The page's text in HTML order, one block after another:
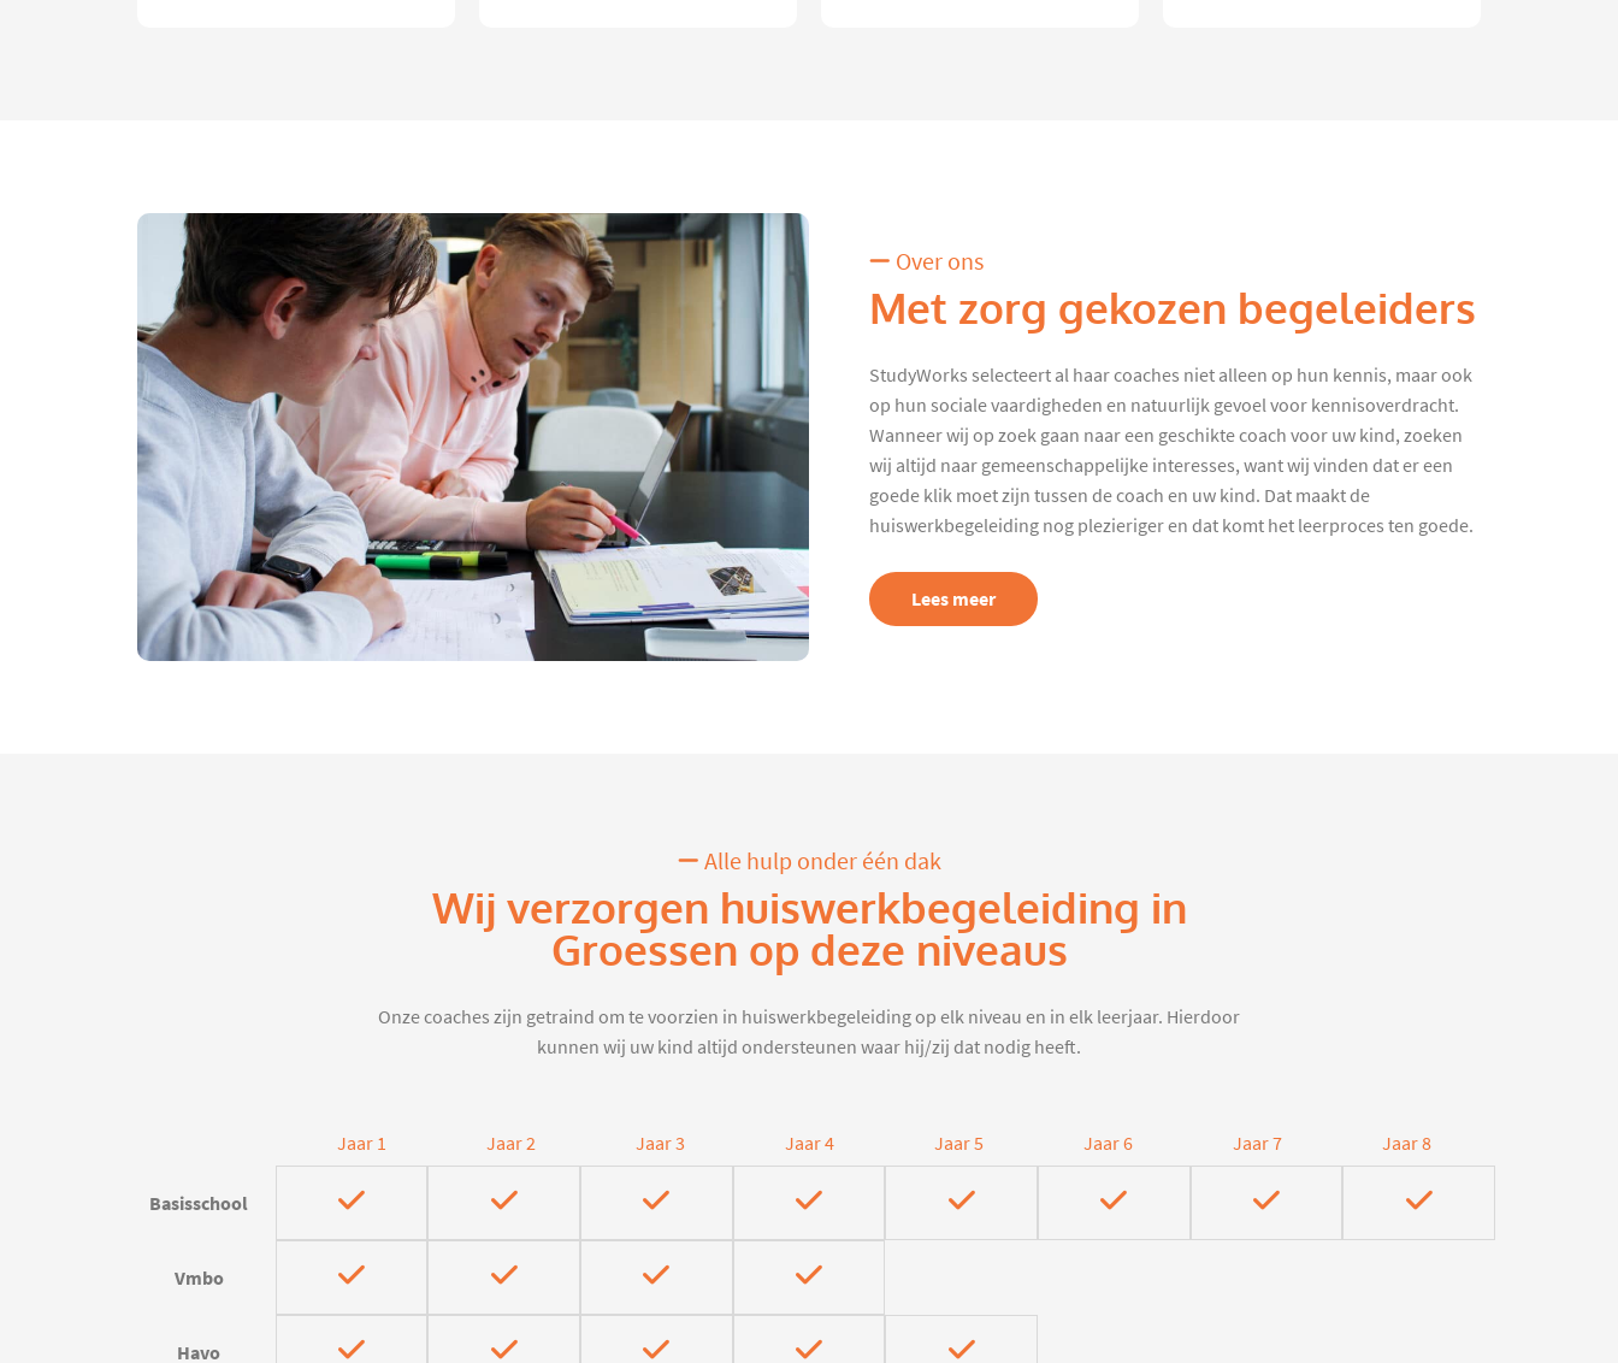
Over ons
Met zorg gekozen begeleiders
StudyWorks selecteert al haar coaches niet alleen op hun kennis, maar ook
op hun sociale vaardigheden en natuurlijk gevoel voor kennisoverdracht.
Wanneer wij op zoek gaan naar een geschikte coach voor uw kind, zoeken
wij altijd naar gemeenschappelijke interesses, want wij vinden dat er een
goede klik moet zijn tussen de coach en uw kind. Dat maakt de
huiswerkbegeleiding nog plezieriger en dat komt het leerproces ten goede.
Lees meer
Alle hulp onder één dak
Wij verzorgen huiswerkbegeleiding in
Groessen op deze niveaus
Onze coaches zijn getraind om te voorzien in huiswerkbegeleiding op elk niveau en in elk leerjaar. Hierdoor
kunnen wij uw kind altijd ondersteunen waar hij/zij dat nodig heeft.
Jaar 1 Jaar 2 Jaar 3 Jaar 4 Jaar 5 Jaar 6 Jaar 7 Jaar 8
Basisschool
Vmbo
Havo